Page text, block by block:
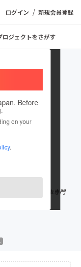
ログイン / 新規会員登録
ロジェクトをさがす
Before
on your
.
す
グ及び手洗い洗車専門